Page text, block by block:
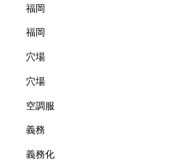
福岡
福岡
穴場
穴場
空調服
義務
義務化